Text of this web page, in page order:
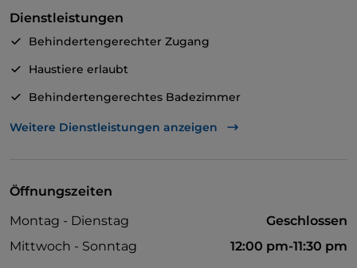
Dienstleistungen
Behindertengerechter Zugang
Haustiere erlaubt
Behindertengerechtes Badezimmer
Cocktail
Weitere Dienstleistungen anzeigen
Öffnungszeiten
Montag - Dienstag
Geschlossen
Mittwoch - Sonntag
12:00 pm-11:30 pm